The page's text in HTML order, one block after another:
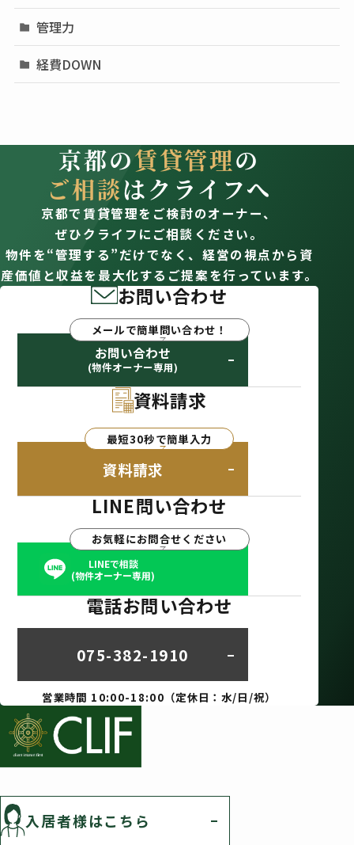
管理力
経費DOWN
京都の賃貸管理の
ご相談はクライフへ
京都で賃貸管理をご検討のオーナー、
ぜひクライフにご相談ください。
物件を“管理する”だけでなく、経営の視点から資
産価値と収益を最大化するご提案を行っています。
お問い合わせ
メールで簡単問い合わせ！
お問い合わせ
(物件オーナー専用)
資料請求
最短30秒で簡単入力
資料請求
LINE問い合わせ
お気軽にお問合せください
LINEで相談
(物件オーナー専用)
電話お問い合わせ
075-382-1910
営業時間 10:00-18:00（定休日：水/日/祝）
入居者様はこちら